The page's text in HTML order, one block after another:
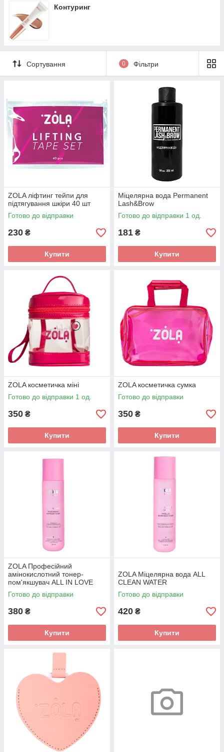
Контуринг
Сортування 0 Фільтри
ZOLA ліфтинг тейпи для
підтягування шкіри 40 шт
Готово до відправки
230 ₴
Купити
Міцелярна вода Permanent
Lash&Brow
Готово до відправки 1 од.
181 ₴
Купити
ZOLA косметичка міні
Готово до відправки 1 од.
350 ₴
Купити
ZOLA косметичка сумка
Готово до відправки
350 ₴
Купити
ZOLA Професійний
амінокислотний тонер-
пом'якшувач ALL IN LOVE
Готово до відправки
380 ₴
Купити
ZOLA Міцелярна вода ALL
CLEAN WATER
Готово до відправки
420 ₴
Купити